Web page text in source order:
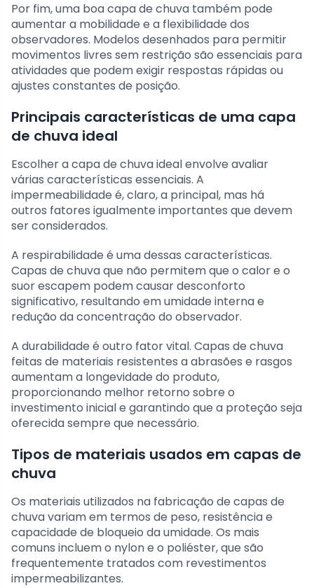
Por fim, uma boa capa de chuva também pode
aumentar a mobilidade e a flexibilidade dos
observadores. Modelos desenhados para permitir
movimentos livres sem restrição são essenciais para
atividades que podem exigir respostas rápidas ou
ajustes constantes de posição.
Principais características de uma capa
de chuva ideal
Escolher a capa de chuva ideal envolve avaliar
várias características essenciais. A
impermeabilidade é, claro, a principal, mas há
outros fatores igualmente importantes que devem
ser considerados.
A respirabilidade é uma dessas características.
Capas de chuva que não permitem que o calor e o
suor escapem podem causar desconforto
significativo, resultando em umidade interna e
redução da concentração do observador.
A durabilidade é outro fator vital. Capas de chuva
feitas de materiais resistentes a abrasões e rasgos
aumentam a longevidade do produto,
proporcionando melhor retorno sobre o
investimento inicial e garantindo que a proteção seja
oferecida sempre que necessário.
Tipos de materiais usados em capas de
chuva
Os materiais utilizados na fabricação de capas de
chuva variam em termos de peso, resistência e
capacidade de bloqueio da umidade. Os mais
comuns incluem o nylon e o poliéster, que são
frequentemente tratados com revestimentos
impermeabilizantes.